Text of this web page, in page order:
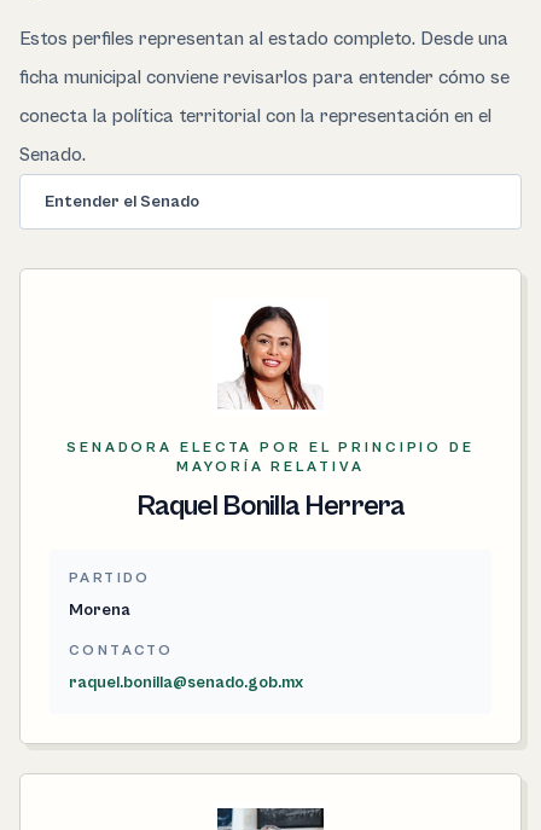
Estos perfiles representan al estado completo. Desde una
ficha municipal conviene revisarlos para entender cómo se
conecta la política territorial con la representación en el
Senado.
Entender el Senado
SENADORA ELECTA POR EL PRINCIPIO DE
MAYORÍA RELATIVA
Raquel Bonilla Herrera
PARTIDO
Morena
CONTACTO
raquel.bonilla@senado.gob.mx